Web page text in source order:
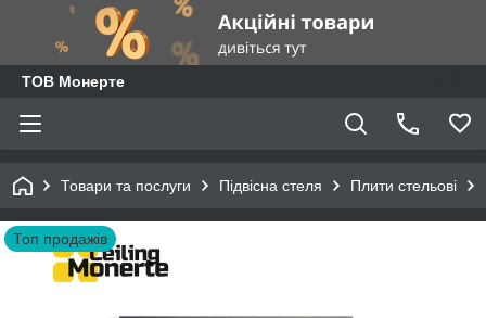
ТОВ Монерте
Товари та послуги Підвісна стеля Плити стельові
Топ продажів